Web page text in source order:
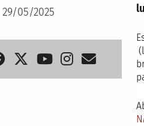
29/05/2025